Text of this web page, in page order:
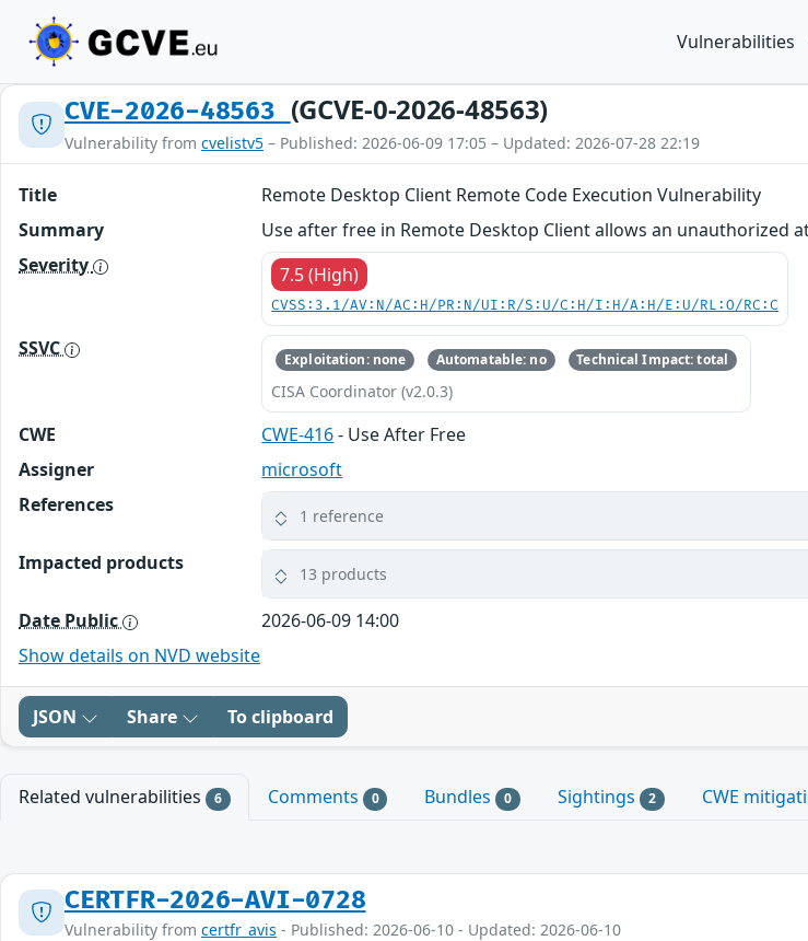
Vulnerabilities
CVE-2026-48563 (GCVE-0-2026-48563)
Vulnerability from cvelistv5 – Published: 2026-06-09 17:05 – Updated: 2026-07-28 22:19
Title
Remote Desktop Client Remote Code Execution Vulnerability
Summary
Use after free in Remote Desktop Client allows an unauthorized
Severity
7.5 (High)
CVSS:3.1/AV:N/AC:H/PR:N/UI:R/S:U/C:H/I:H/A:H/E:U/RL:O/RC:C
SSVC Exploitation: none Automatable: no Technical Impact: total
CISA Coordinator (v2.0.3)
CWE CWE-416- Use After Free
Assigner
microsoft
References
1 reference
Impacted products 13 products
Date Public
2026-06-09 14:00
Show details on NVD website
JSON Share To clipboard
Related vulnerabilities 6 Comments 0 Bundles 0 Sightings 2 CWE
CERTFR-2026-AVI-0728
Vulnerability from certfr_avis - Published: 2026-06-10 - Updated: 2026-06-10